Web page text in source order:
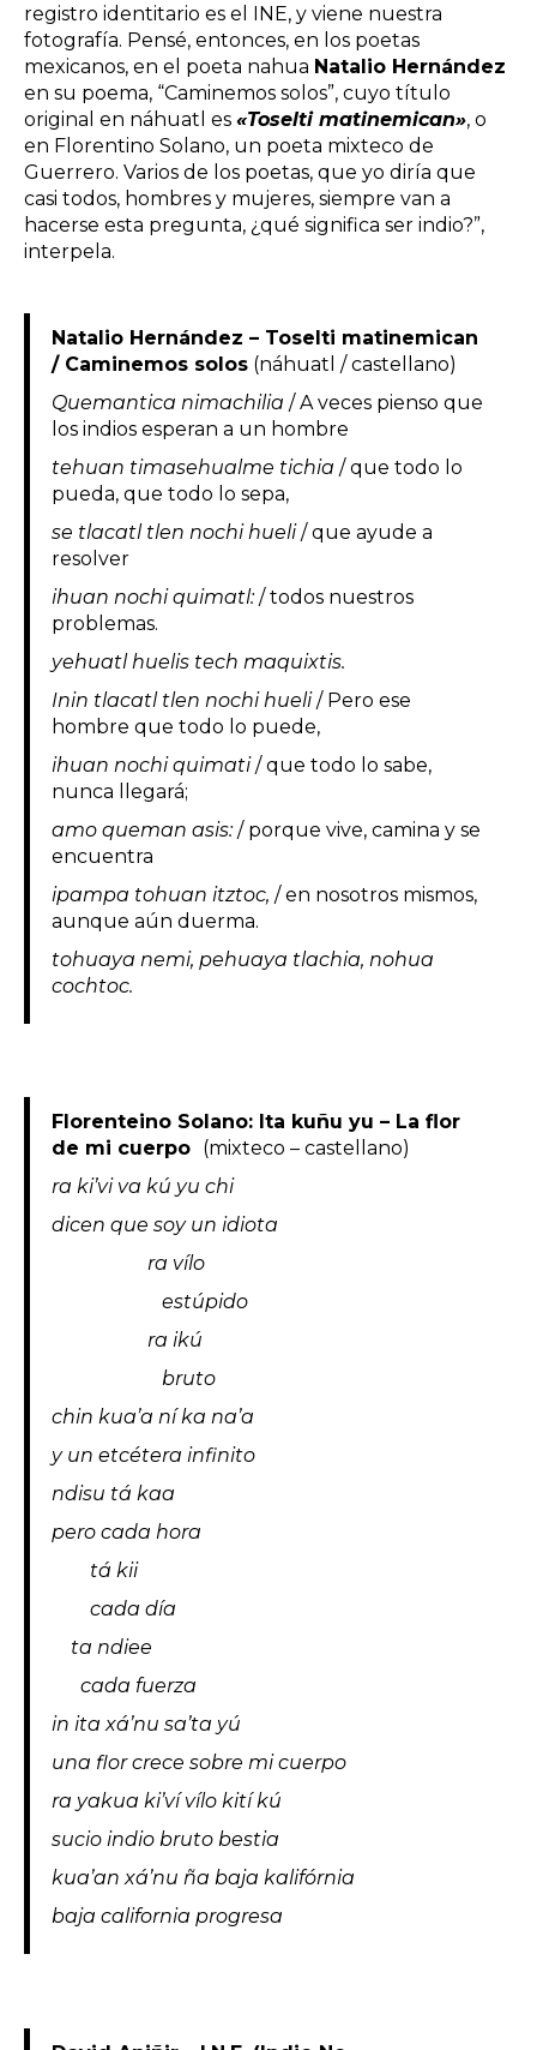
registro identitario es el INE, y viene nuestra
fotografía. Pensé, entonces, en los poetas
mexicanos, en el poeta nahua Natalio Hernández
en su poema, “Caminemos solos”, cuyo título
original en náhuatl es «Toselti matinemican», o
en Florentino Solano, un poeta mixteco de
Guerrero. Varios de los poetas, que yo diría que
casi todos, hombres y mujeres, siempre van a
hacerse esta pregunta, ¿qué significa ser indio?”,
interpela.
Natalio Hernández – Toselti matinemican
/ Caminemos solos(náhuatl / castellano)
Quemantica nimachilia / A veces pienso que
los indios esperan a un hombre
tehuan timasehualme tichia / que todo lo
pueda, que todo lo sepa,
se tlacatl tlen nochi hueli/ que ayude a
resolver
ihuan nochi quimatl:/ todos nuestros
problemas.
yehuatl huelis tech maquixtis.
Inin tlacatl tlen nochi hueli/ Pero ese
hombre que todo lo puede,
ihuan nochi quimati/ que todo lo sabe,
nunca llegará;
amo queman asis:/ porque vive, camina y se
encuentra
ipampa tohuan itztoc, / en nosotros mismos,
aunque aún duerma.
tohuaya nemi, pehuaya tlachia, nohua
cochtoc.
Florenteino Solano: Ita kuñu yu – La flor
de mi cuerpo (mixteco – castellano)
ra ki’vi va kú yu chi
dicen que soy un idiota
ra vílo
estúpido
ra ikú
bruto
chin kua’a ní ka na’a
y un etcétera infinito
ndisu tá kaa
pero cada hora
tá kii
cada día
ta ndiee
cada fuerza
in ita xá’nu sa’ta yú
una flor crece sobre mi cuerpo
ra yakua ki’ví vílo kití kú
sucio indio bruto bestia
kua’an xá’nu ña baja kalifórnia
baja california progresa